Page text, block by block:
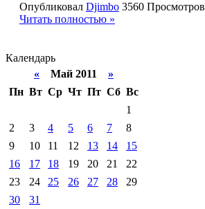
Опубликовал Djimbo 3560 Просмотров
Читать полностью »
Календарь
« Май 2011 »
Пн Вт Ср Чт Пт Сб Вс
1
2
3 4 5 6 7
8
9
10 11 12 13 14
15
16
17 18 19 20 21
22
23
24 25 26 27 28
29
30
31